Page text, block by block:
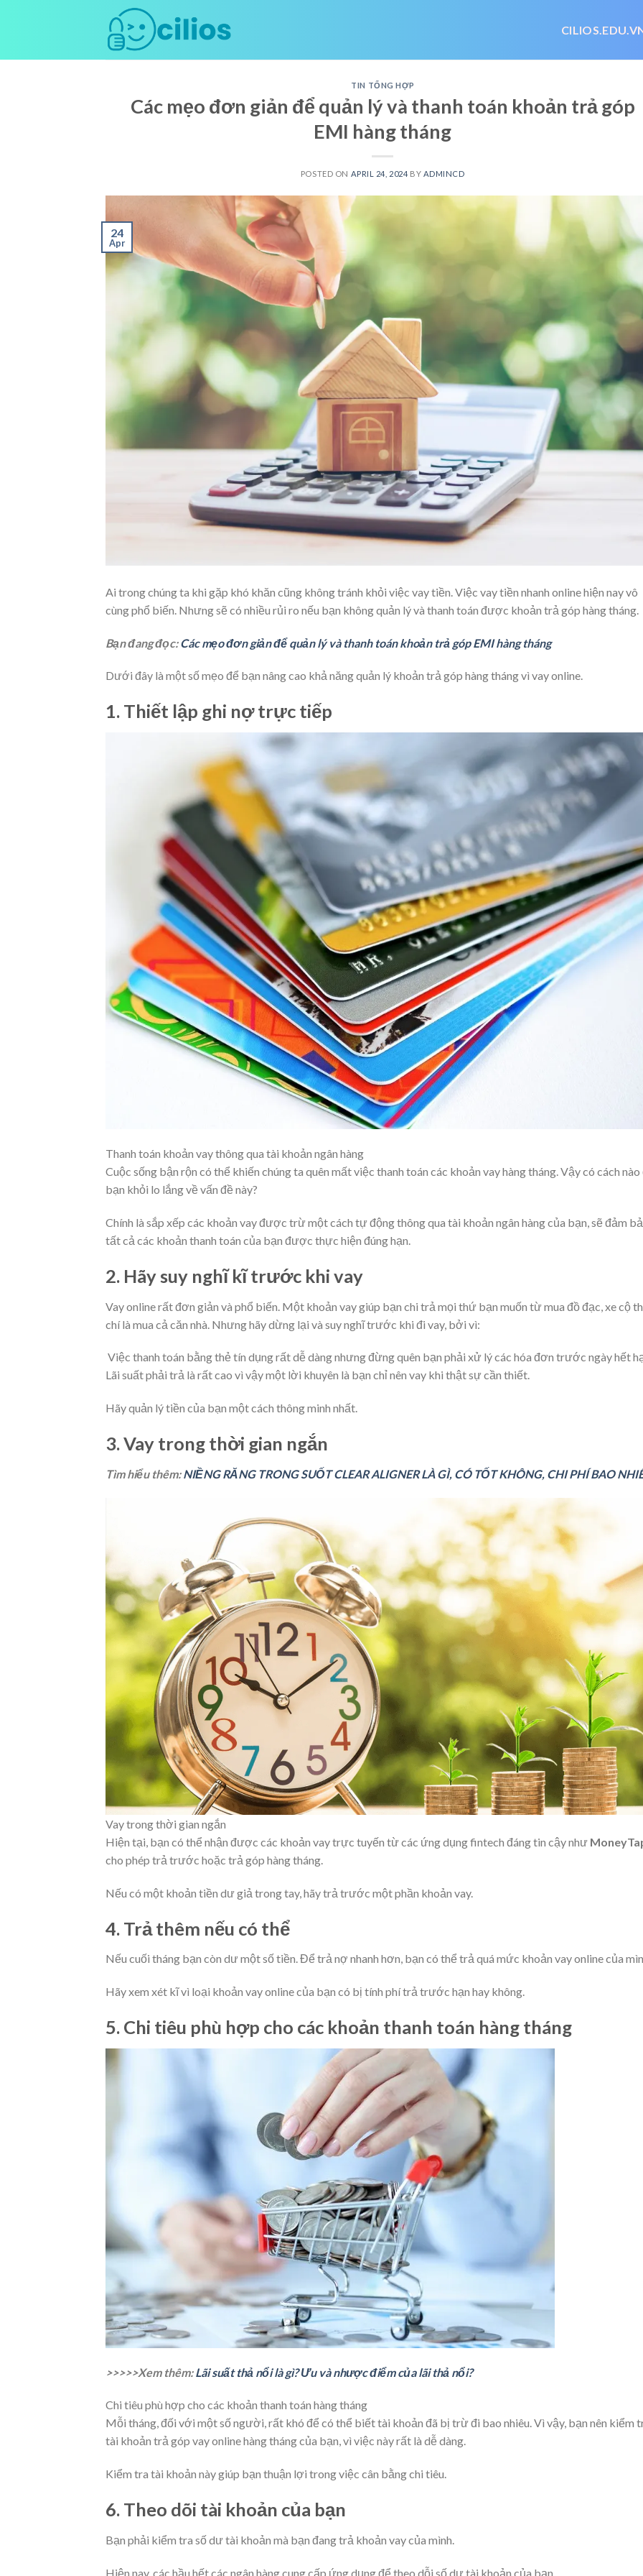
TIN TỔNG HỢP
Các mẹo đơn giản để quản lý và thanh toán khoản trả góp
EMI hàng tháng
POSTED ON APRIL 24, 2024 BY ADMINCD
24
Apr
Ai trong chúng ta khi gặp khó khăn cũng không tránh khỏi việc vay tiền. Việc vay tiền nhanh online hiện nay vô
cùng phổ biến. Nhưng sẽ có nhiều rủi ro nếu bạn không quản lý và thanh toán được khoản trả góp hàng tháng.
Bạn đang đọc:Các mẹo đơn giản để quản lý và thanh toán khoản trả góp EMI hàng tháng
Dưới đây là một số mẹo để bạn nâng cao khả năng quản lý khoản trả góp hàng tháng vì vay online.
1. Thiết lập ghi nợ trực tiếp
Thanh toán khoản vay thông qua tài khoản ngân hàng
Cuộc sống bận rộn có thể khiến chúng ta quên mất việc thanh toán các khoản vay hàng tháng. Vậy có cách nào
bạn khỏi lo lắng về vấn đề này?
Chính là sắp xếp các khoản vay được trừ một cách tự động thông qua tài khoản ngân hàng của bạn, sẽ đảm
tất cả các khoản thanh toán của bạn được thực hiện đúng hạn.
2. Hãy suy nghĩ kĩ trước khi vay
Vay online rất đơn giản và phổ biến. Một khoản vay giúp bạn chi trả mọi thứ bạn muốn từ mua đồ đạc, xe cộ
chí là mua cả căn nhà. Nhưng hãy dừng lại và suy nghĩ trước khi đi vay, bởi vì:
Việc thanh toán bằng thẻ tín dụng rất dễ dàng nhưng đừng quên bạn phải xử lý các hóa đơn trước ngày hết
Lãi suất phải trả là rất cao vì vậy một lời khuyên là bạn chỉ nên vay khi thật sự cần thiết.
Hãy quản lý tiền của bạn một cách thông minh nhất.
3. Vay trong thời gian ngắn
Tìm hiểu thêm:NIỀNG RĂNG TRONG SUỐT CLEAR ALIGNER LÀ GÌ, CÓ TỐT KHÔNG, CHI PHÍ BAO
Vay trong thời gian ngắn
Hiện tại, bạn có thể nhận được các khoản vay trực tuyến từ các ứng dụng fintech đáng tin cậy như
cho phép trả trước hoặc trả góp hàng tháng.
Nếu có một khoản tiền dư giả trong tay, hãy trả trước một phần khoản vay.
4. Trả thêm nếu có thể
Nếu cuối tháng bạn còn dư một số tiền. Để trả nợ nhanh hơn, bạn có thể trả quá mức khoản vay online của
Hãy xem xét kĩ vì loại khoản vay online của bạn có bị tính phí trả trước hạn hay không.
5. Chi tiêu phù hợp cho các khoản thanh toán hàng tháng
>>>>>Xem thêm:Lãi suất thả nổi là gì? Ưu và nhược điểm của lãi thả nổi?
Chi tiêu phù hợp cho các khoản thanh toán hàng tháng
Mỗi tháng, đối với một số người, rất khó để có thể biết tài khoản đã bị trừ đi bao nhiêu. Vì vậy, bạn nên kiểm
tài khoản trả góp vay online hàng tháng của bạn, vì việc này rất là dễ dàng.
Kiểm tra tài khoản này giúp bạn thuận lợi trong việc cân bằng chi tiêu.
6. Theo dõi tài khoản của bạn
Bạn phải kiểm tra số dư tài khoản mà bạn đang trả khoản vay của mình.
Hiện nay, các hầu hết các ngân hàng cung cấp ứng dụng để theo dỗi số dư tài khoản của bạn.